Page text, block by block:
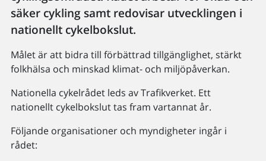
säker cykling samt redovisar utvecklingen i
nationellt cykelbokslut.
Målet är att bidra till förbättrad tillgänglighet, stärkt
folkhälsa och minskad klimat- och miljöpåverkan.
Nationella cykelrådet leds av Trafikverket. Ett
nationellt cykelbokslut tas fram vartannat år.
Följande organisationer och myndigheter ingår i
rådet: